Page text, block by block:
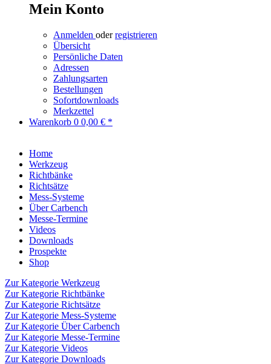
Mein Konto
Anmelden oderregistrieren
Übersicht
Persönliche Daten
Adressen
Zahlungsarten
Bestellungen
Sofortdownloads
Merkzettel
Warenkorb 0 0,00 € *
Home
Werkzeug
Richtbänke
Richtsätze
Mess-Systeme
Über Carbench
Messe-Termine
Videos
Downloads
Prospekte
Shop
Zur Kategorie Werkzeug
Zur Kategorie Richtbänke
Zur Kategorie Richtsätze
Zur Kategorie Mess-Systeme
Zur Kategorie Über Carbench
Zur Kategorie Messe-Termine
Zur Kategorie Videos
Zur Kategorie Downloads